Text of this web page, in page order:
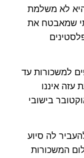
לא משלמת
שמאבטח את
למשכורות עד
עזה איננו
הנורא שהיה ב-7 באוקטובר בישובי
לה סיוע
לתשלום המשכורות